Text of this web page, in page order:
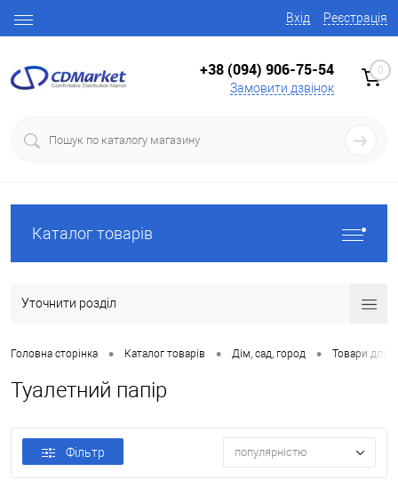
Вхід Реєстрація
+38 (094) 906-75-54
Замовити дзвінок
0
Каталог товарів
Уточнити розділ
Головна сторінка • Каталог товарів • Дім, сад, город • Товари для
Туалетний папір
Фільтр популярністю